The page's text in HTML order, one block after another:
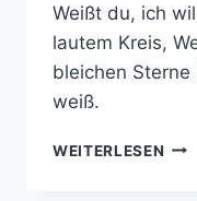
Weißt du, ich
lautem Kreis,
bleichen Sterne
weiß.
WEITERLESEN DU